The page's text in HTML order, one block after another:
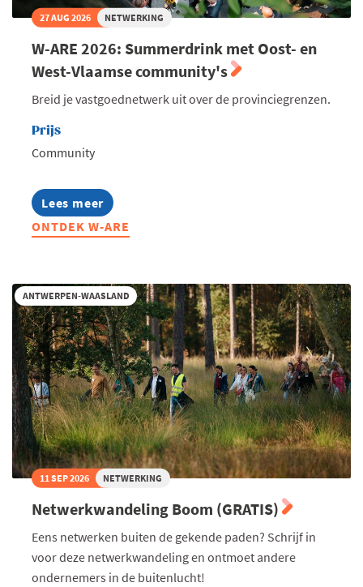
27 AUG 2026 NETWERKING
W-ARE 2026: Summerdrink met Oost- en
West-Vlaamse community's
Breid je vastgoednetwerk uit over de provinciegrenzen.
Prijs
Community
Lees meer
about
W-
ARE
Oost-
en
West-
Vlaamse
community's
ONTDEK W-ARE
ANTWERPEN-WAASLAND
11 SEP 2026 NETWERKING
Netwerkwandeling Boom (GRATIS)
Eens netwerken buiten de gekende paden? Schrijf in
voor deze netwerkwandeling en ontmoet andere
ondernemers in de buitenlucht!